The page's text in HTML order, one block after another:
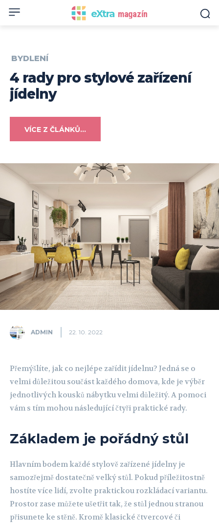
eXtra magazín
BYDLENÍ
4 rady pro stylové zařízení
jídelny
VÍCE Z ČLÁNKŮ...
ADMIN 22. 10. 2022
Přemýšlíte, jak co nejlépe zařídit jídelnu? Jedná se o
velmi důležitou součást každého domova, kde je výběr
jednotlivých kousků nábytku velmi důležitý. A pomoci
vám s tím mohou následující čtyři praktické rady.
Základem je pořádný stůl
Hlavním bodem každé stylově zařízené jídelny je
samozřejmě dostatečně velký stůl. Pokud příležitostně
hostíte více lidí, zvolte praktickou rozkládací variantu.
Prostor zase můžete ušetřit tak, že stůl jednou stranou
přisunete ke stěně. Kromě klasické čtvercové či